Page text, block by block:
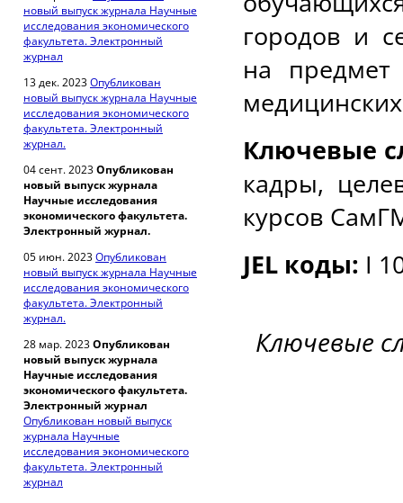
новый выпуск журнала Научные
исследования экономического
факультета. Электронный
журнал
13 дек. 2023Опубликован
новый выпуск журнала Научные
исследования экономического
факультета. Электронный
журнал.
04 сент. 2023Опубликован
новый выпуск журнала
Научные исследования
экономического факультета.
Электронный журнал.
05 июн. 2023Опубликован
новый выпуск журнала Научные
исследования экономического
факультета. Электронный
журнал.
28 мар. 2023Опубликован
новый выпуск журнала
Научные исследования
экономического факультета.
Электронный журнал
Опубликован новый выпуск
журнала Научные
исследования экономического
факультета. Электронный
журнал
городов и
на предмет
Ключевые
кадры,
курсов
JEL коды: I
Ключевые